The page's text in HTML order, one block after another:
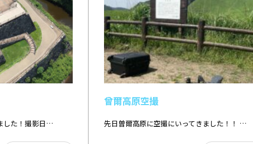
した！撮影日…
曾爾高原空撮
先日曽爾高原に空撮にいってきました！！ …